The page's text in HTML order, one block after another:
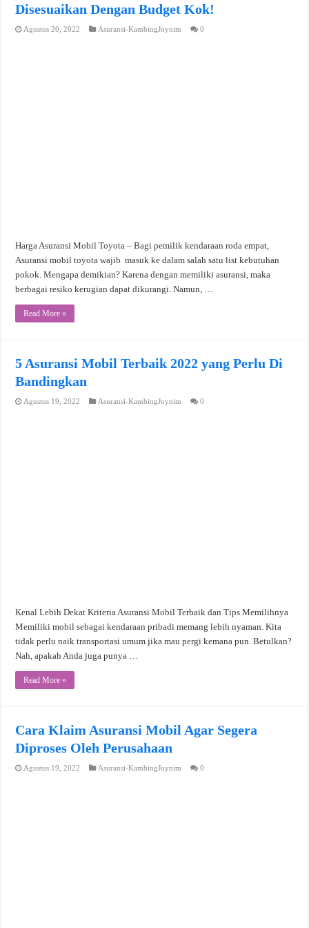
Disesuaikan Dengan Budget Kok!
Agustus 20, 2022 Asuransi-KambingJoynim 0
Harga Asuransi Mobil Toyota – Bagi pemilik kendaraan roda empat,
Asuransi mobil toyota wajib masuk ke dalam salah satu list kebutuhan
pokok. Mengapa demikian? Karena dengan memiliki asuransi, maka
berbagai resiko kerugian dapat dikurangi. Namun, …
Read More »
5 Asuransi Mobil Terbaik 2022 yang Perlu Di
Bandingkan
Agustus 19, 2022 Asuransi-KambingJoynim 0
Kenal Lebih Dekat Kriteria Asuransi Mobil Terbaik dan Tips Memilihnya
Memiliki mobil sebagai kendaraan pribadi memang lebih nyaman. Kita
tidak perlu naik transportasi umum jika mau pergi kemana pun. Betulkan?
Nah, apakah Anda juga punya …
Read More »
Cara Klaim Asuransi Mobil Agar Segera
Diproses Oleh Perusahaan
Agustus 19, 2022 Asuransi-KambingJoynim 0